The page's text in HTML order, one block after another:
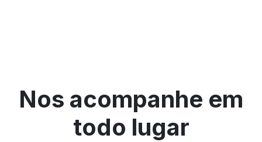
Nos acompanhe em
todo lugar